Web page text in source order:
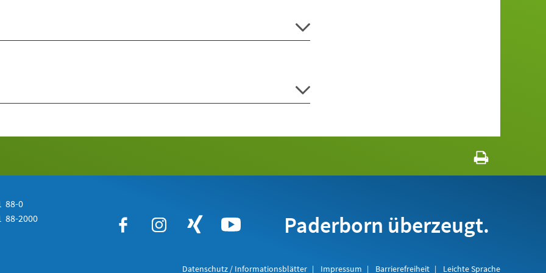
88-0
88-2000 Paderborn überzeugt.
Datenschutz / Informationsblätter Impressum Barrierefreiheit Leichte Sprache